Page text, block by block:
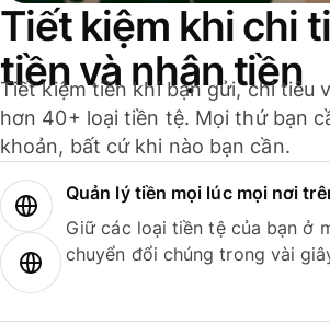
Tiết kiệm khi chi
tiền và nhận tiền
Tiết kiệm tiền khi bạn gửi, chi tiêu
hơn 40+ loại tiền tệ. Mọi thứ bạn
khoản, bất cứ khi nào bạn cần.
Quản lý tiền mọi lúc mọi nơi
Giữ các loại tiền tệ của bạn ở
chuyển đổi chúng trong vài